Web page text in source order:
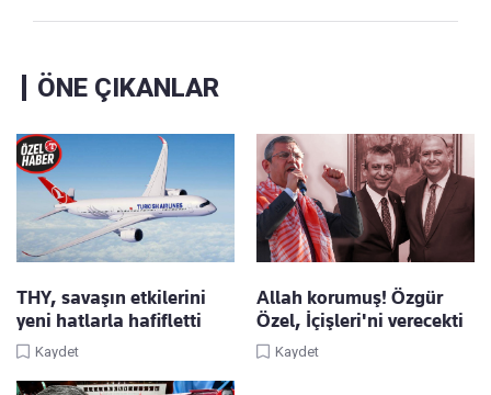
ÖNE ÇIKANLAR
THY, savaşın etkilerini
yeni hatlarla hafifletti
Kaydet
Allah korumuş! Özgür
Özel, İçişleri'ni verecekti
Kaydet